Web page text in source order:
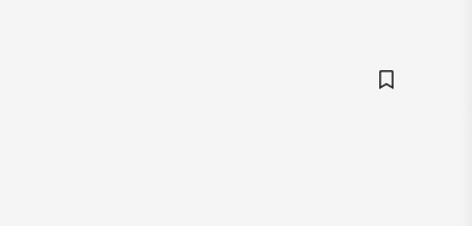
儲存書籤